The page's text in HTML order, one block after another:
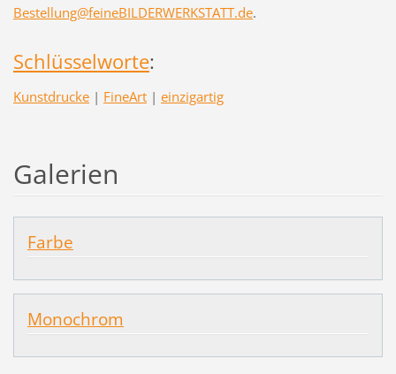
Bestellung@feineBILDERWERKSTATT.de.
Schlüsselworte:
Kunstdrucke | FineArt | einzigartig
Galerien
Farbe
Monochrom